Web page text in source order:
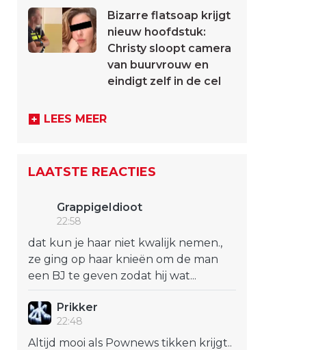
Bizarre flatsoap krijgt
nieuw hoofdstuk:
Christy sloopt camera
van buurvrouw en
eindigt zelf in de cel
LEES MEER
LAATSTE REACTIES
GrappigeIdioot
22:58
dat kun je haar niet kwalijk nemen.,
ze ging op haar knieën om de man
een BJ te geven zodat hij wat...
Prikker
22:48
Altijd mooi als Pownews tikken krijgt..